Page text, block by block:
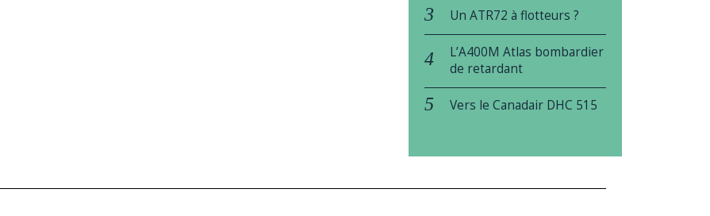
Un ATR72 à flotteurs ?
L’A400M Atlas bombardier
de retardant
Vers le Canadair DHC 515